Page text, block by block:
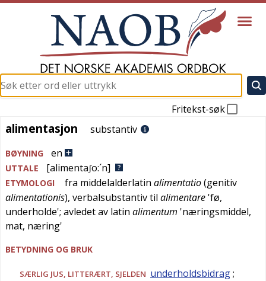
Fritekst-søk
alimentasjon
alimentasjon substantiv
BØYNING en
UTTALE [alimentaʃo:´n]
ETYMOLOGI fra middelalderlatin alimentatio(genitiv
alimentationis), verbalsubstantiv til alimentare 'fø,
underholde'; avledet av latin alimentum 'næringsmiddel,
mat, næring'
BETYDNING OG BRUK
SÆRLIG JUS, LITTERÆRT, SJELDEN underholdsbidrag;